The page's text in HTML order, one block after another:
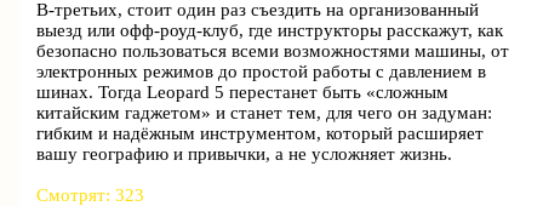
В‑третьих, стоит один раз съездить на организованный
выезд или офф‑роуд‑клуб, где инструкторы расскажут, как
безопасно пользоваться всеми возможностями машины, от
электронных режимов до простой работы с давлением в
шинах. Тогда Leopard 5 перестанет быть «сложным
китайским гаджетом» и станет тем, для чего он задуман:
гибким и надёжным инструментом, который расширяет
вашу географию и привычки, а не усложняет жизнь.
Смотрят: 323